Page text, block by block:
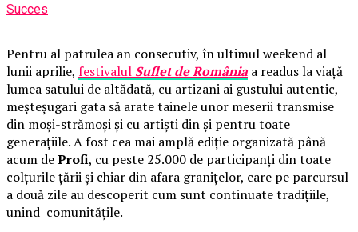
Succes
Pentru al patrulea an consecutiv, în ultimul weekend al
lunii aprilie, festivalul Suflet de România a readus la viață
lumea satului de altădată, cu artizani ai gustului autentic,
meșteșugari gata să arate tainele unor meserii transmise
din moși-strămoși și cu artiști din și pentru toate
generațiile. A fost cea mai amplă ediție organizată până
acum deProfi, cu peste 25.000 de participanți din toate
colțurile țării și chiar din afara granițelor, care pe parcursul
a două zile au descoperit cum sunt continuate tradițiile,
unind comunitățile.